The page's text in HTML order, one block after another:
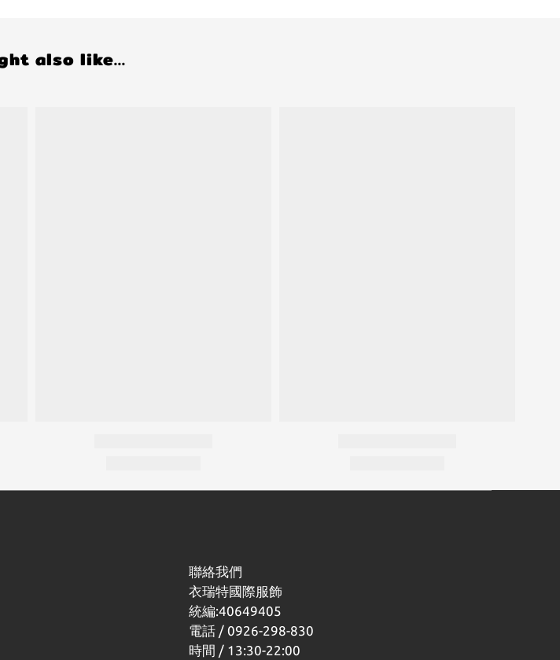
also like...
聯絡我們
衣瑞特國際服飾
統編:40649405
電話 / 0926-298-830
時間 / 13:30-22:00